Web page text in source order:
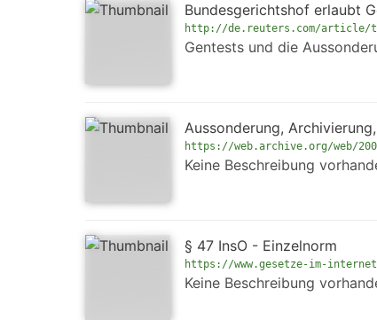
Bundesgerichtshof erlaubt
http://de.reuters.com/article/
Gentests und die
Aussonderung,
https://web.archive.org/web/
Keine Beschreibung
§ 47 InsO - Einzelnorm
https://www.gesetze-im-
Keine Beschreibung